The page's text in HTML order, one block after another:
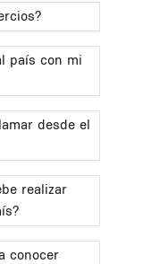
país con mi
desde el
realizar
conocer